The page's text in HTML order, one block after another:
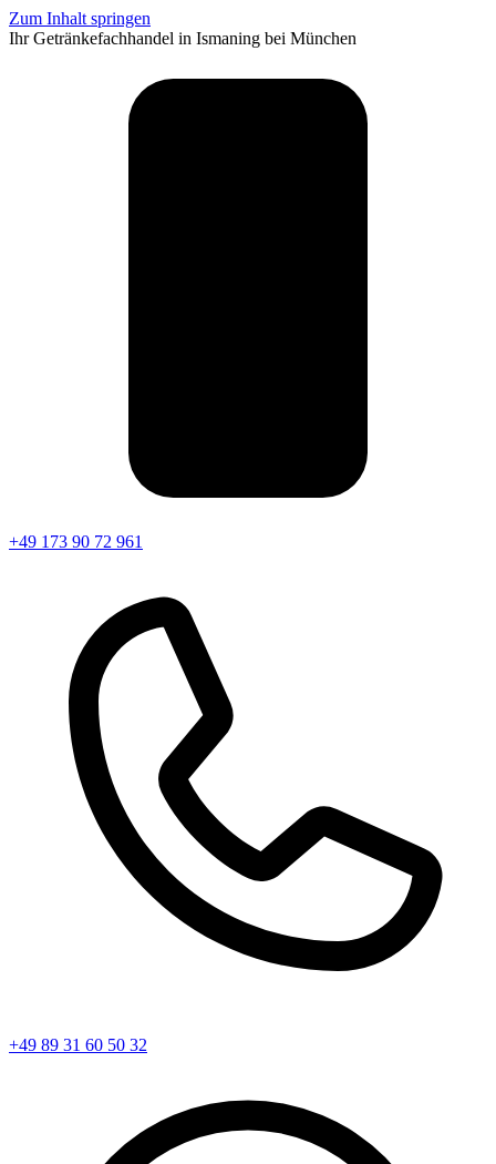
Zum Inhalt springen
Ihr Getränkefachhandel in Ismaning bei München
+49 173 90 72 961
+49 89 31 60 50 32